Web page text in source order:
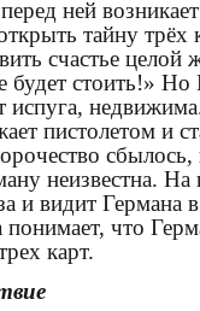
ней
тайну трёх
счастье целой
будет стоить!» Но
испуга,
пистолетом и
сбылось,
неизвестна.
и видит Германа
что
карт.